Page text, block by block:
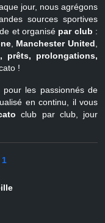
jour, nous agrégons
sources sportives
et organisé par club :
, Manchester United
prêts, prolongations,
!
les passionnés de
en continu, il vous
club par club, jour
1